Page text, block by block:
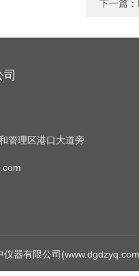
下一篇：
管理区港口大道旁
仪器有限公司